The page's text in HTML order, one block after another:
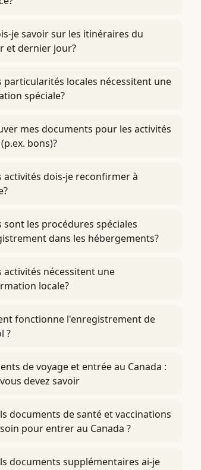
je savoir sur les itinéraires du
et dernier jour?
particularités locales nécessitent une
spéciale?
mes documents pour les activités
bons)?
activités dois-je reconfirmer à
sont les procédures spéciales
dans les hébergements?
activités nécessitent une
locale?
fonctionne l'enregistrement de
?
de voyage et entrée au Canada :
devez savoir
documents de santé et vaccinations
pour entrer au Canada ?
documents supplémentaires ai-je